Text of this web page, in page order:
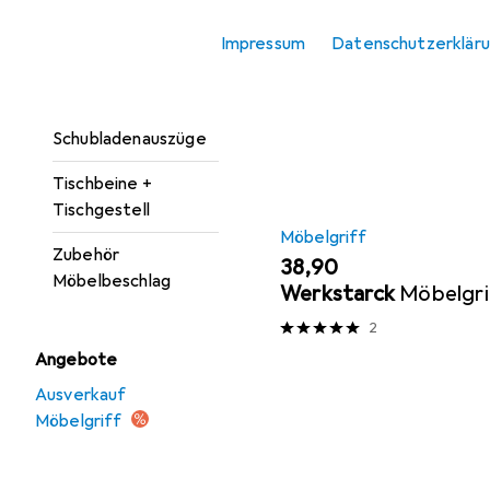
Impressum
Schubladenauszüge
Tischbeine +
Tischgestell
Zubehör
Möbelbeschlag
Angebote
Ausverkauf
Möbelgriff
Sortieren nach:Relevanz
Möbelgriff
EUR
38,90
Werkstarck
2